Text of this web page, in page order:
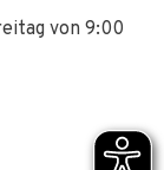
von 9:00